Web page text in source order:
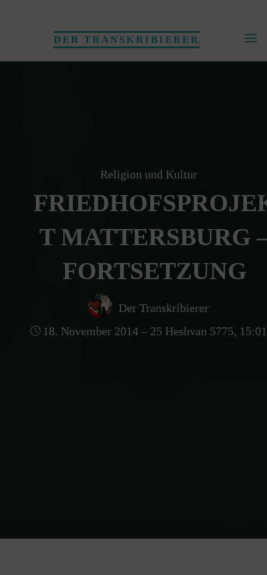
DER TRANSKRIBIERER
Religion und Kultur
T MATTERSBURG
FORTSETZUNG
Der Transkribierer
18. November 2014 – 25 Heshvan 5775, 15:01